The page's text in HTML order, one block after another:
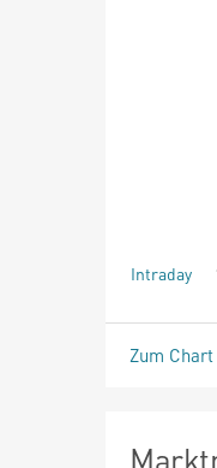
Intraday
seit Beginn
Zum Chart